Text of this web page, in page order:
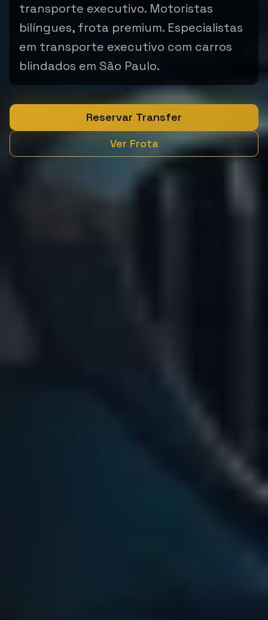
transporte executivo. Motoristas
bilíngues, frota premium. Especialistas
em transporte executivo com carros
blindados em São Paulo.
Reservar Transfer
Ver Frota